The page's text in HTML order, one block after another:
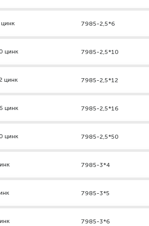
7985-2,5*6
цинк 7985-2,5*10
цинк 7985-2,5*12
цинк 7985-2,5*16
цинк 7985-2,5*50
7985-3*4
7985-3*5
7985-3*6